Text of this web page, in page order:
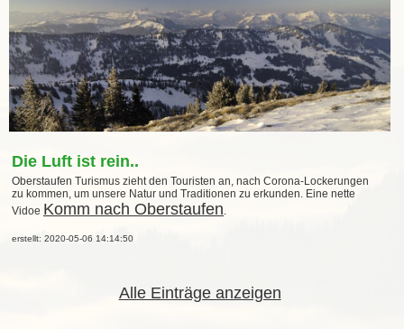
Die Luft ist rein..
Oberstaufen Turismus zieht den Touristen an, nach Corona-Lockerungen
zu kommen, um unsere Natur und Traditionen zu erkunden. Eine nette
Vidoe Komm nach Oberstaufen.
erstellt: 2020-05-06 14:14:50
Alle Einträge anzeigen